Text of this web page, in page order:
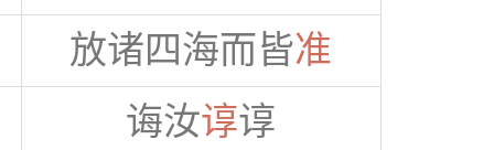
放诸四海而皆准
诲汝谆谆